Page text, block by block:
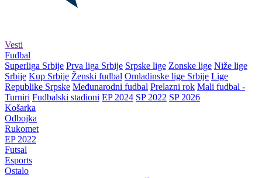
Vesti
Fudbal
Superliga Srbije Prva liga Srbije Srpske lige Zonske lige Niže lige
Srbije Kup Srbije Ženski fudbal Omladinske lige Srbije Lige
Republike Srpske Međunarodni fudbal Prelazni rok Mali fudbal -
Turniri Fudbalski stadioni EP 2024 SP 2022 SP 2026
Košarka
Odbojka
Rukomet
EP 2022
Futsal
Esports
Ostalo